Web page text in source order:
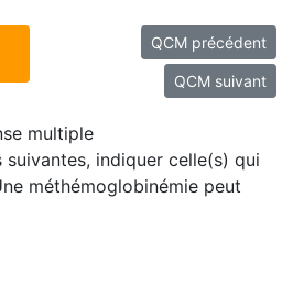
QCM précédent
QCM suivant
multiple
indiquer celle(s) qui
méthémoglobinémie peut